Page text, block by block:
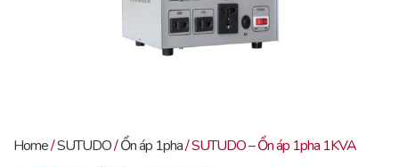
Home/SUTUDO/Ổn áp 1pha/ SUTUDO – Ổn áp 1pha 1KVA